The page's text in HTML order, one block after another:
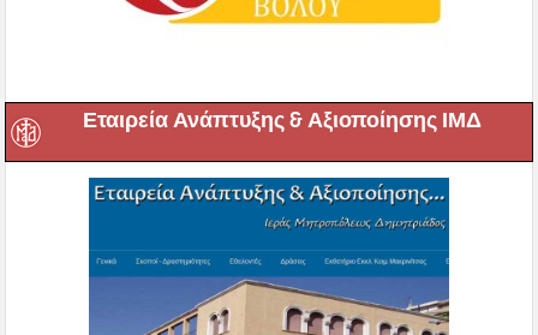
Εταιρεία Ανάπτυξης & Αξιοποίησης ΙΜΔ